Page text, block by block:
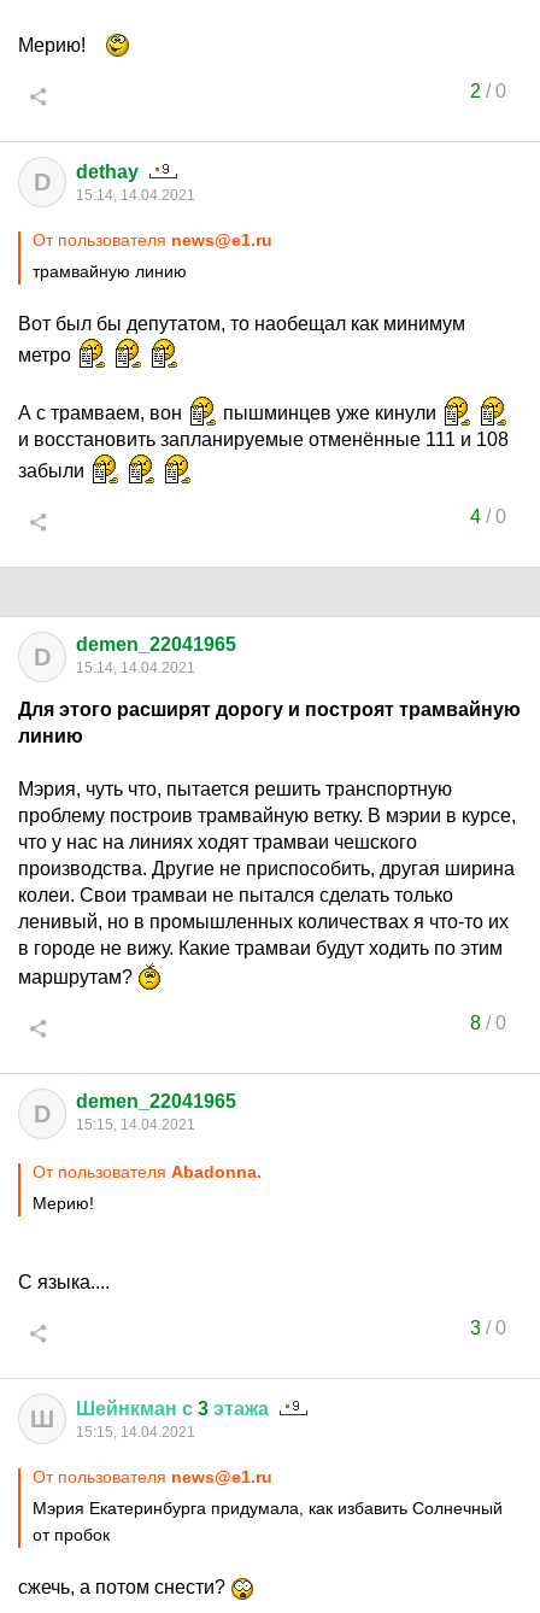
Мерию!
2 /0
D dethay
15:14, 14.04.2021
От пользователя news@e1.ru
трамвайную линию
Вот был бы депутатом, то наобещал как минимум
метро
А с трамваем, вон
пышминцев уже кинули
и восстановить запланируемые отменённые 111 и 108
забыли
4/0
D demen_22041965
15:14, 14.04.2021
Для этого расширят дорогу и построят трамвайную
линию
Мэрия, чуть что, пытается решить транспортную
проблему построив трамвайную ветку. В мэрии в курсе,
что у нас на линиях ходят трамваи чешского
производства. Другие не приспособить, другая ширина
колеи. Свои трамваи не пытался сделать только
ленивый, но в промышленных количествах я что-то их
в городе не вижу. Какие трамваи будут ходить по этим
маршрутам?
8/0
D demen_22041965
15:15, 14.04.2021
От пользователя Abadonnа.
Мерию!
С языка....
3/0
Ш Шейнкман с 3 этажа
15:15, 14.04.2021
От пользователя news@e1.ru
Мэрия Екатеринбурга придумала, как избавить Солнечный
от пробок
сжечь, а потом снести?